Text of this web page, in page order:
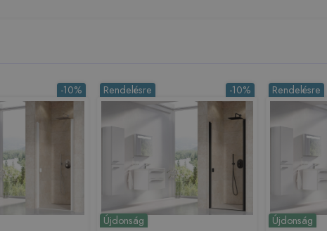
-10%
Újdonság
-10%
Rendelésre
Újdonság
Rendelésre